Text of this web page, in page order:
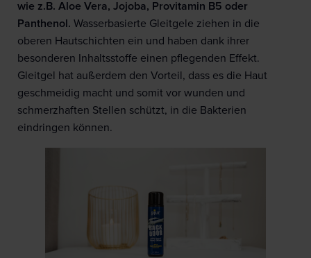
wie z.B. Aloe Vera, Jojoba, Provitamin B5 oder
Panthenol. Wasserbasierte Gleitgele ziehen in die
oberen Hautschichten ein und haben dank ihrer
besonderen Inhaltsstoffe einen pflegenden Effekt.
Gleitgel hat außerdem den Vorteil, dass es die Haut
geschmeidig macht und somit vor wunden und
schmerzhaften Stellen schützt, in die Bakterien
eindringen können.